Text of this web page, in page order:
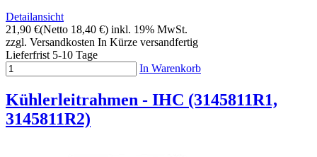
Detailansicht
21,90 €(Netto 18,40 €) inkl. 19% MwSt.
zzgl. Versandkosten In Kürze versandfertig
Lieferfrist 5-10 Tage
In Warenkorb
Kühlerleitrahmen - IHC (3145811R1,
3145811R2)